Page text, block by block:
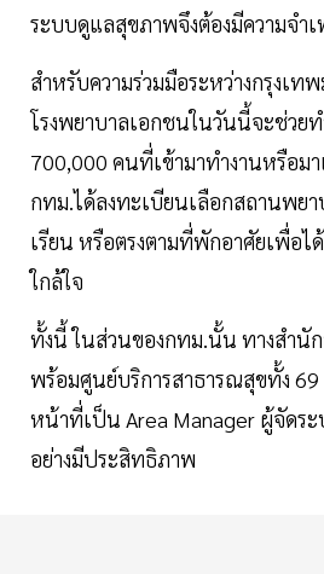
ระบบดูแลสุขภาพจึงต้องมีความจำ
สำหรับความร่วมมือระหว่างกรุงเ
โรงพยาบาลเอกชนในวันนี้จะช่วย
700,000 คนที่เข้ามาทำงานหรือม
กทม.ได้ลงทะเบียนเลือกสถานพย
เรียน หรือตรงตามที่พักอาศัยเพื่อไ
ใกล้ใจ
ทั้งนี้ ในส่วนของกทม.นั้น ทางสำนัก
พร้อมศูนย์บริการสาธารณสุขทั้ง 69
หน้าที่เป็น Area Manager ผู้จัดร
อย่างมีประสิทธิภาพ